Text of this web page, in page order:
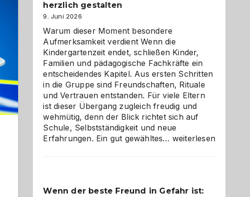
herzlich gestalten
9. Juni 2026
Warum dieser Moment besondere
Aufmerksamkeit verdient Wenn die
Kindergartenzeit endet, schließen Kinder,
Familien und pädagogische Fachkräfte ein
entscheidendes Kapitel. Aus ersten Schritten
in die Gruppe sind Freundschaften, Rituale
und Vertrauen entstanden. Für viele Eltern
ist dieser Übergang zugleich freudig und
wehmütig, denn der Blick richtet sich auf
Schule, Selbstständigkeit und neue
Erfahrungen. Ein gut gewähltes… Abschied
und
weiterlesen
Wenn der beste Freund in Gefahr ist: